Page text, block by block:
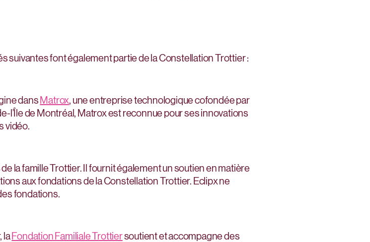
suivantes font également partie de la Constellation Trottier :
dans Matrox, une entreprise technologique cofondée par
l’Île de Montréal, Matrox est reconnue pour ses innovations
vidéo.
la famille Trottier. Il fournit également un soutien en matière
aux fondations de la Constellation Trottier. Eclipx ne
fondations.
la Fondation Familiale Trottiersoutient et accompagne des